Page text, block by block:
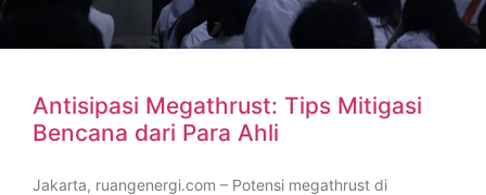
Antisipasi Megathrust: Tips Mitigasi
Bencana dari Para Ahli
Jakarta, ruangenergi.com – Potensi megathrust di